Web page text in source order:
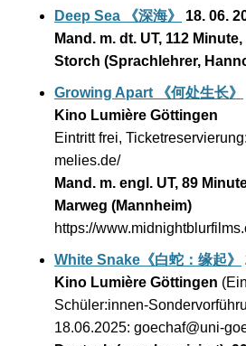
Deep Sea 《深海》
18. 06.
Mand. m. dt. UT, 112
Storch (Sprachlehrer,
Growing Apart 《何处生长》
Kino Lumière Göttingen
Eintritt frei,
melies.de/
Mand. m. engl. UT, 89
Marweg (Mannheim)
https://
White Snake 《白蛇：缘起》
Kino Lumière Göttingen
Schüler:innen-
18.06.2025: goechaf@uni-